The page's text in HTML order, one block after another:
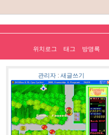
위치로그 태그 방명록
관리자: 새글쓰기